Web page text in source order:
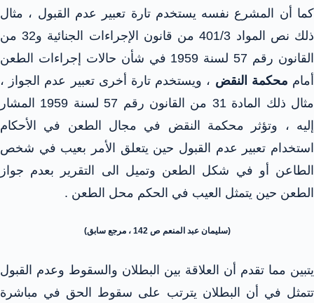
كما أن المشرع نفسه يستخدم تارة تعبير عدم القبول ، مثال
ذلك نص المواد 401/3 من قانون الإجراءات الجنائية و32 من
القانون رقم 57 لسنة 1959 في شأن حالات إجراءات الطعن
أمام محكمة النقض ، ويستخدم تارة أخرى تعبير عدم الجواز ،
مثال ذلك المادة 31 من القانون رقم 57 لسنة 1959 المشار
إليه ، وتؤثر محكمة النقض في مجال الطعن في الأحكام
استخدام تعبير عدم القبول حين يتعلق الأمر بعيب في شخص
الطاعن أو في شكل الطعن وتميل الى التقرير بعدم جواز
الطعن حين يتمثل العيب في الحكم محل الطعن .
(سليمان عبد المنعم ص 142 ، مرجع سابق)
يتبين مما تقدم أن العلاقة بين البطلان والسقوط وعدم القبول
تتمثل في أن البطلان يترتب على سقوط الحق في مباشرة